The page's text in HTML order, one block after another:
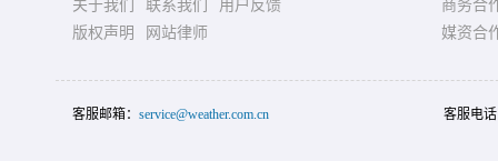
关于我们 联系我们
用户反馈
版权声明
网站律师
商务合
媒资合
客服邮箱： service@weather.com.cn 客服电